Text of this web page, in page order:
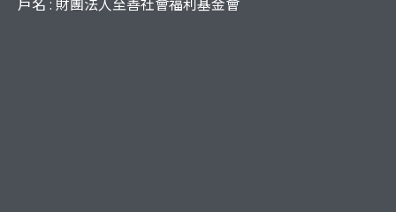
戶名 : 財團法人至善社會福利基金會